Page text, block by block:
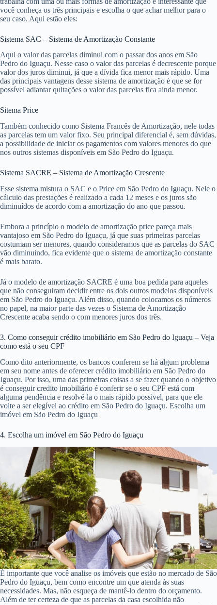
você conheça os três principais e escolha o que achar melhor para o
seu caso. Aqui estão eles:
Sistema SAC – Sistema de Amortização Constante
Aqui o valor das parcelas diminui com o passar dos anos em São
Pedro do Iguaçu. Nesse caso o valor das parcelas é decrescente porque
valor dos juros diminui, já que a dívida fica menor mais rápido. Uma
das principais vantagens desse sistema de amortização é que se for
possível adiantar quitações o valor das parcelas fica ainda menor.
Sitema Price
Também conhecido como Sistema Francês de Amortização, nele todas
as parcelas tem um valor fixo. Seu principal diferencial é, sem dúvidas,
a possibilidade de iniciar os pagamentos com valores menores do que
nos outros sistemas disponíveis em São Pedro do Iguaçu.
Sistema SACRE – Sistema de Amortização Crescente
Esse sistema mistura o SAC e o Price em São Pedro do Iguaçu. Nele o
cálculo das prestações é realizado a cada 12 meses e os juros são
diminuídos de acordo com a amortização do ano que passou.
Embora a princípio o modelo de amortização price pareça mais
vantajoso em São Pedro do Iguaçu, já que suas primeiras parcelas
costumam ser menores, quando consideramos que as parcelas do SAC
vão diminuindo, fica evidente que o sistema de amortização constante
é mais barato.
Já o modelo de amortização SACRE é uma boa pedida para aqueles
que não conseguiram decidir entre os dois outros modelos disponíveis
em São Pedro do Iguaçu. Além disso, quando colocamos os números
no papel, na maior parte das vezes o Sistema de Amortização
Crescente acaba sendo o com menores juros dos três.
3. Como conseguir crédito imobiliário em São Pedro do Iguaçu – Veja
como está o seu CPF
Como dito anteriormente, os bancos conferem se há algum problema
em seu nome antes de oferecer crédito imobiliário em São Pedro do
Iguaçu. Por isso, uma das primeiras coisas a se fazer quando o objetivo
é conseguir credito imobiliário é conferir se o seu CPF está com
alguma pendência e resolvê-la o mais rápido possível, para que ele
volte a ser elegível ao crédito em São Pedro do Iguaçu. Escolha um
imóvel em São Pedro do Iguaçu
4. Escolha um imóvel em São Pedro do Iguaçu
É importante que você analise os imóveis que estão no mercado de São
Pedro do Iguaçu, bem como encontre um que atenda às suas
necessidades. Mas, não esqueça de mantê-lo dentro do orçamento.
Além de ter certeza de que as parcelas da casa escolhida não